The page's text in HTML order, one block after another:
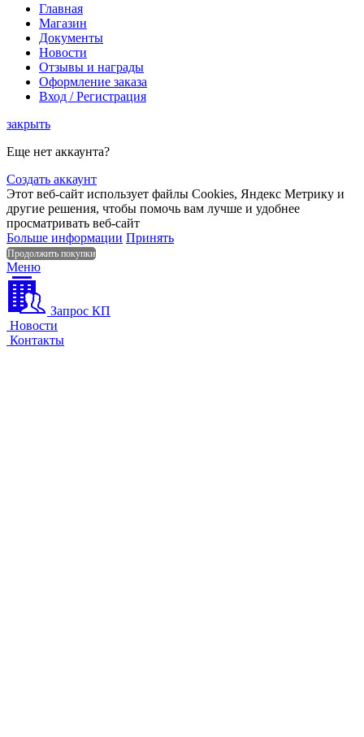
Главная
Магазин
Документы
Новости
Отзывы и награды
Оформление заказа
Вход / Регистрация
закрыть
Еще нет аккаунта?
Создать аккаунт
Этот веб-сайт использует файлы Cookies, Яндекс Метрику и
другие решения, чтобы помочь вам лучше и удобнее
просматривать веб-сайт
Больше информации Принять
Продолжить покупки
Меню
Запрос КП
Новости
Контакты